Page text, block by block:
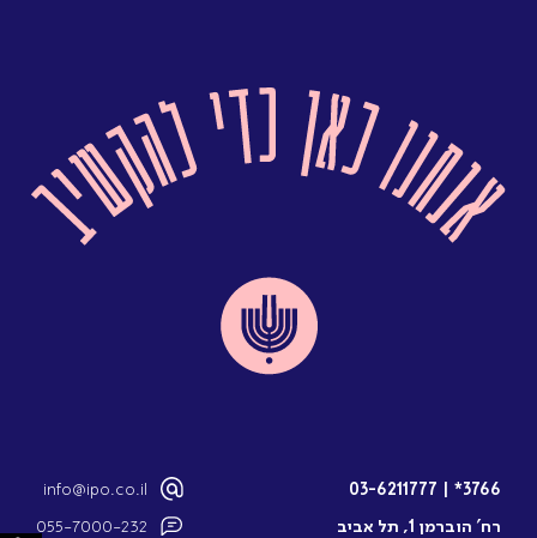
3766*
|
03-6211777
רח’ הוברמן 1, תל אביב
info@ipo.co.il
055-7000-232